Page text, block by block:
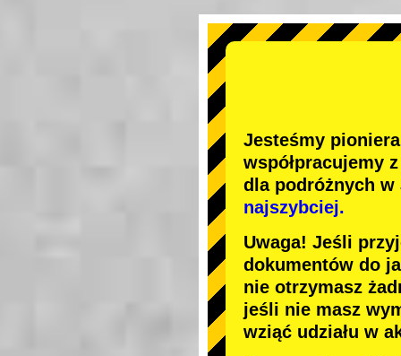
Jesteśmy
współpracujemy
dla podróżnych
najszybciej.
Uwaga! Jeśli
dokumentów do
nie otrzymasz
jeśli nie masz
wziąć udziału w